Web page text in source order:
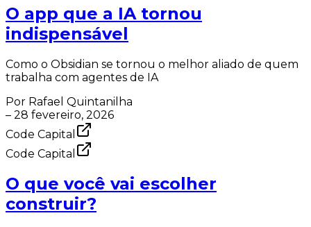
O app que a IA tornou
indispensável
Como o Obsidian se tornou o melhor aliado de quem
trabalha com agentes de IA
Por Rafael Quintanilha
– 28 fevereiro, 2026
Code Capital
Code Capital
O que você vai escolher
construir?